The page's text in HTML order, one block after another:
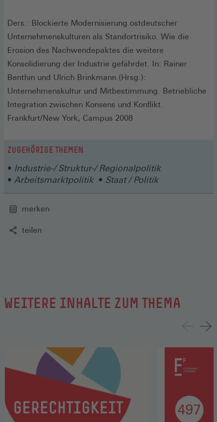
Ders.: Blockierte Modernisierung ostdeutscher
Unternehmenskulturen als Standortrisiko. Wie die
Erosion des Nachwendepaktes die weitere
Konsolidierung der Industrie gefährdet. In: Rainer
Benthin und Ulrich Brinkmann (Hrsg.):
Unternehmenskultur und Mitbestimmung. Betriebliche
Integration zwischen Konsens und Konflikt.
Frankfurt/New York, Campus 2008
ZUGEHÖRIGE THEMEN
Industrie-/ Struktur-/ Regionalpolitik
Arbeitsmarktpolitik
Staat / Politik
merken
teilen
WEITERE INHALTE ZUM THEMA